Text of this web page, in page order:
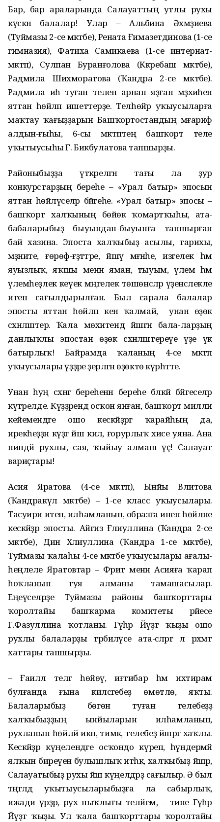
Бар, бар араларында Салауаттың утлы рухы
күскән балалар! Улар – Альбина Әхмәҙиева
(Туймазы 2-се мәктәбе), Рената Ғимазетдинова (1-се
гимназия), Фатиха Самикаева (1-се интернат-
мәктәп), Сулпан Буранғолова (Кәкребаш мәктәбе),
Радмила Шихморатова (Ҡандра 2-се мәктәбе).
Радмила иһә туған теленә арнап яҙған мәҙхиәһен
яттан һөйләп ишеттерҙе. Телһөйәр уҡыусыларға
маҡтау ҡағыҙҙарын Башҡортостандың мәғариф
алдын-ғыһы, 6-сы мәктәптең башҡорт теле
уҡытыусыһы Г. Бикбулатова тапшырҙы.
Районыбыҙҙа үткәрелгән тағы ла ҙур
конкурстарҙың береһе – «Урал батыр» эпосын
яттан һөйләүселәр бәйгеһе. «Урал батыр» эпосы –
башҡорт халҡының бөйөк ҡомартҡыһы, ата-
бабаларыбыҙ быуындан-быуынға тапшырған
бай хазина. Эпоста халҡыбыҙ асылы, тарихы,
мәҙәниәте, ғөрөф-ғәҙәттәре, йәшәү мәғәнәһе, изгелек һәм
яуызлыҡ, яҡшы менән яман, тыуым, үлем һәм
үлемһеҙлек кеүек мәңгелек төшөнсәләр үҙенсәлекле
итеп сағылдырылған. Был сарала балалар
эпосты яттан һөйләп кенә ҡалмай, ә унан өҙөк
сәхнәләштерә. Ҡала мөхитендә йәшәгән бала-ларҙың
данлыҡлы эпостан өҙөк сәхнәләштереүе үҙе үк
батырлыҡ! Байрамда ҡаланың 4-се мәктәп
уҡыусылары үҙҙәре әҙерләгән өҙөктө күрһәтте.
Унан һуң сәхнәгә береһенән береһе бәләкәй бәйгеселәр
күтәрелде. Күҙҙәрендә осҡон янған, башҡорт милли
кейемендәге ошо кескәйҙәргә ҡарайһың да,
ирекһеҙҙән күҙгә йәш килә, ғорурлыҡ хисе уяна. Ана
ниндәй рухлы, сая, ҡыйыу алмаш үҫә! Салауат
вариҫтары!
Асия Яратова (4-се мәктәп), Ынйы Вәлитова
(Ҡандракүл мәктәбе) – 1-се класс уҡыусылары.
Тасуири итеп, илһамланып, образға инеп һөйләне
кескәйҙәр эпосты. Айгизә Ғәлиуллина (Ҡандра 2-се
мәктәбе), Динә Хәлиуллина (Ҡандра 1-се мәктәбе),
Туймазы ҡалаһы 4-се мәктәбе уҡыусылары ағалы-
һеңлеле Яратовтар – Фәрит менән Асияға ҡарап
һоҡланып туя алманы тамашасылар.
Еңеүселәрҙе Туймазы районы башҡорттары
ҡоролтайы башҡарма комитеты рәйесе
Г.Фазуллина ҡотланы. Гәүһәр Йәүҙәт ҡыҙы ошо
рухлы балаларҙы тәрбиәләүсе ата-әсәләргә лә рәхмәт
хаттары тапшырҙы.
– Ғаиләлә телгә һөйөү, иғтибар һәм ихтирам
булғанда ғына киләсәгебеҙ өмөтлө, яҡты.
Балаларыбыҙ бөгөн туған телебеҙҙә
халҡыбыҙҙың ынйыларын илһамланып,
рухланып һөйләй икән, тимәк, телебеҙ йәшәргә хаҡлы.
Кескәйҙәр күңелендәге осҡондо күреп, һүндермәй
ялҡын биреүенә булышлыҡ итһәк, халҡыбыҙ йәшәр,
Салауатыбыҙ рухы йәш күңелдәрҙә сағылыр. Ә был
тәңгәлдә уҡытыусыларыбыҙға ла сабырлыҡ,
ижади үрҙәр, рух ныҡлығы теләйем, – тине Гәүһәр
Йәүҙәт ҡыҙы. Ул ҡала башҡорттары ҡоролтайы